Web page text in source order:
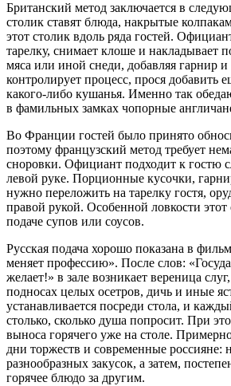
Британский метод заключается в
столик ставят блюда, накрытые
этот столик вдоль ряда гостей.
тарелку, снимает клоше и накладывает
мяса или иной снеди, добавляя гарнир и
контролирует процесс, прося добавить
какого-либо кушанья. Именно так
в фамильных замках чопорные
Во Франции гостей было принято
поэтому французский метод требует
сноровки. Официант подходит к гостю
левой руке. Порционные кусочки,
нужно переложить на тарелку гостя,
правой рукой. Особенной ловкости этот
подаче супов или соусов.
Русская подача хорошо показана в
меняет профессию». После слов:
желает!» в зале возникает вереница
подносах целых осетров, дичь и иные
устанавливается посреди стола, и
столько, сколько душа попросит. При
выноса горячего уже на столе.
дни торжеств и современные россияне:
разнообразных закусок, а затем,
горячее блюдо за другим.